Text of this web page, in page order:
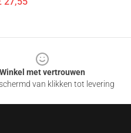
Winkel met vertrouwen
van klikken tot levering